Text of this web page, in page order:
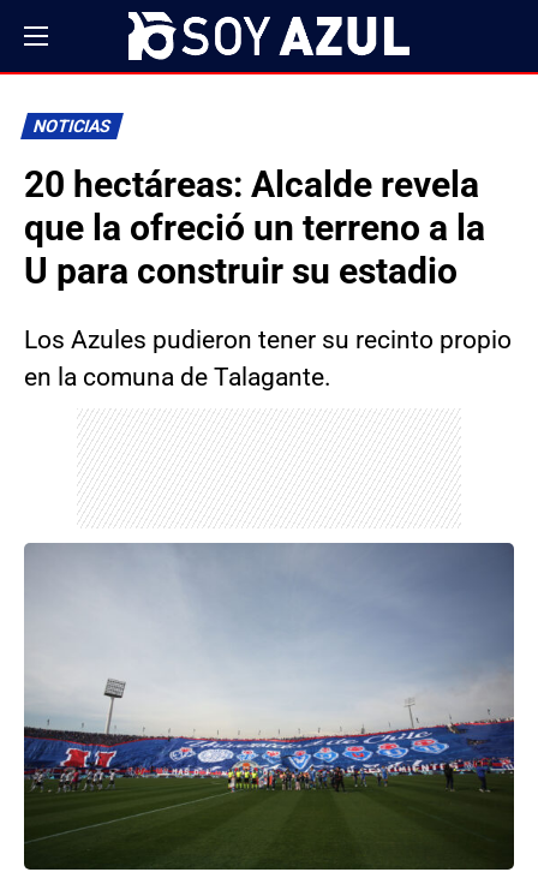
NOTICIAS
20 hectáreas: Alcalde revela
que la ofreció un terreno a la
U para construir su estadio
Los Azules pudieron tener su recinto propio
en la comuna de Talagante.